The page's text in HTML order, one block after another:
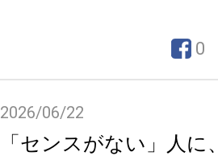
0
2026/06/22
「センスがない」人